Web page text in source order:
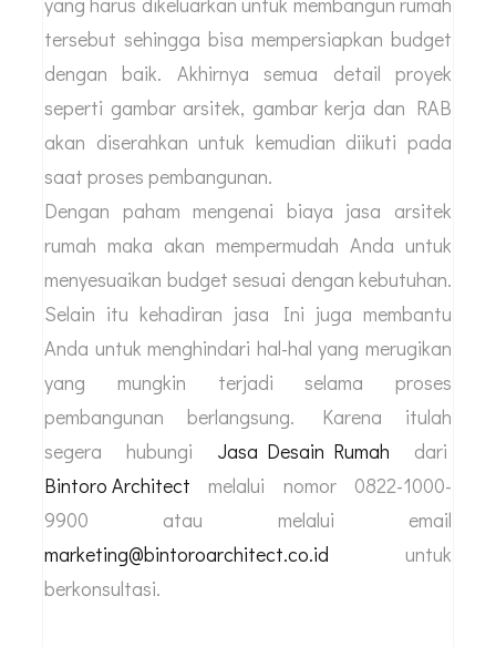
4. Pembuatan RAB
Setelah semua gambar selesai dibuat maka tim
juga akan menyiapkan RAB yang terdiri dari
biaya untuk material, tenaga kerja, administrasi
dan estimasi biaya tambahan yang mungkin
diperlukan di kemudian hari. Dengan demikian
Anda jadi bisa mengetahui berapa besar biaya
yang harus dikeluarkan untuk membangun rumah
tersebut sehingga bisa mempersiapkan budget
dengan baik. Akhirnya semua detail proyek
seperti gambar arsitek, gambar kerja dan RAB
akan diserahkan untuk kemudian diikuti pada
saat proses pembangunan.
Dengan paham mengenai biaya jasa arsitek
rumah maka akan mempermudah Anda untuk
menyesuaikan budget sesuai dengan kebutuhan.
Selain itu kehadiran jasa Ini juga membantu